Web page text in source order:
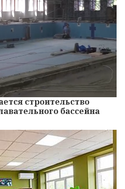
строительство
бассейна